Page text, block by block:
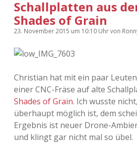
Schallplatten aus
Shades of Grain
23. November 2015 um 10:10 Uhrvon
Christian hat mit ein paar
einer CNC-Fräse auf alte
Shades of Grain. Ich wusste
überhaupt möglich ist, dem
Ergebnis ist neuer Drone-
und klingt gar nicht mal so übel.